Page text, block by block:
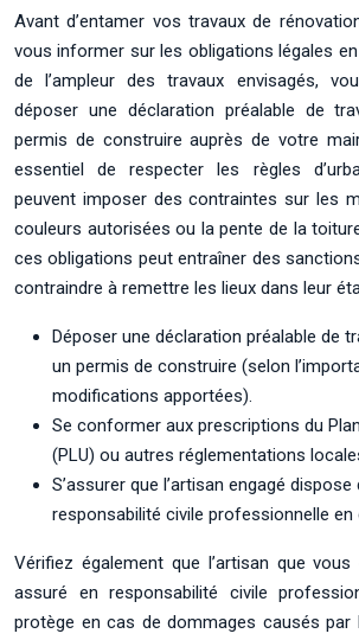
Avant d’entamer vos travaux de
vous informer sur les obligations légales
de l’ampleur des travaux envisagés,
déposer une déclaration préalable de
permis de construire auprès de votre
essentiel de respecter les règles
peuvent imposer des contraintes sur les
couleurs autorisées ou la pente de la
ces obligations peut entraîner des
contraindre à remettre les lieux dans leur
Déposer une déclaration préalable de
un permis de construire (selon
modifications apportées).
Se conformer aux prescriptions du
(PLU) ou autres réglementations
S’assurer que l’artisan engagé dispose
responsabilité civile professionnelle en
Vérifiez également que l’artisan que
assuré en responsabilité civile
protège en cas de dommages causés par